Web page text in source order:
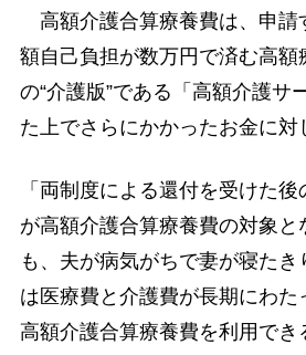
高額介護合算療養費は、申請
額自己負担が数万円で済む高額
の“介護版”である「高額介護サ
た上でさらにかかったお金に対
「両制度による還付を受けた
が高額介護合算療養費の対象と
も、夫が病気がちで妻が寝た
は医療費と介護費が長期にわた
高額介護合算療養費を利用でき